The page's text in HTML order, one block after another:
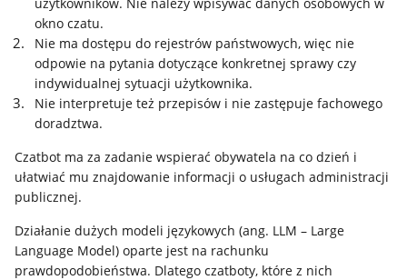
użytkowników. Nie należy wpisywać danych osobowych w
okno czatu.
Nie ma dostępu do rejestrów państwowych, więc nie
odpowie na pytania dotyczące konkretnej sprawy czy
indywidualnej sytuacji użytkownika.
Nie interpretuje też przepisów i nie zastępuje fachowego
doradztwa.
Czatbot ma za zadanie wspierać obywatela na co dzień i
ułatwiać mu znajdowanie informacji o usługach administracji
publicznej.
Działanie dużych modeli językowych (ang. LLM – Large
Language Model) oparte jest na rachunku
prawdopodobieństwa. Dlatego czatboty, które z nich